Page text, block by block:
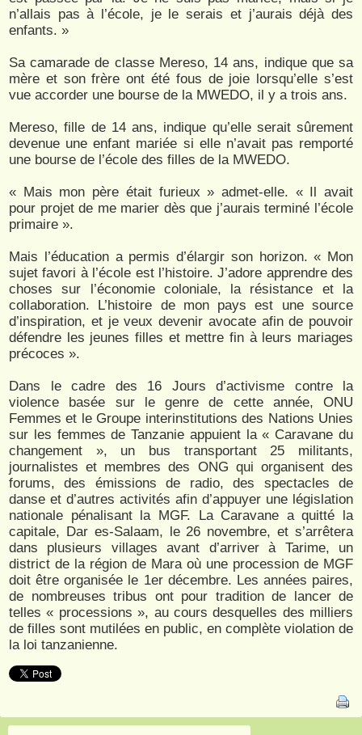
n’allais pas à l’école, je le serais et j’aurais déjà des
enfants. »
Sa camarade de classe Mereso, 14 ans, indique que sa
mère et son frère ont été fous de joie lorsqu’elle s’est
vue accorder une bourse de la MWEDO, il y a trois ans.
Mereso, fille de 14 ans, indique qu’elle serait sûrement
devenue une enfant mariée si elle n’avait pas remporté
une bourse de l’école des filles de la MWEDO.
« Mais mon père était furieux » admet-elle. « Il avait
pour projet de me marier dès que j’aurais terminé l’école
primaire ».
Mais l’éducation a permis d’élargir son horizon. « Mon
sujet favori à l’école est l’histoire. J’adore apprendre des
choses sur l’économie coloniale, la résistance et la
collaboration. L’histoire de mon pays est une source
d’inspiration, et je veux devenir avocate afin de pouvoir
défendre les jeunes filles et mettre fin à leurs mariages
précoces ».
Dans le cadre des 16 Jours d’activisme contre la
violence basée sur le genre de cette année, ONU
Femmes et le Groupe interinstitutions des Nations Unies
sur les femmes de Tanzanie appuient la « Caravane du
changement », un bus transportant 25 militants,
journalistes et membres des ONG qui organisent des
forums, des émissions de radio, des spectacles de
danse et d’autres activités afin d’appuyer une législation
nationale pénalisant la MGF. La Caravane a quitté la
capitale, Dar es-Salaam, le 26 novembre, et s’arrêtera
dans plusieurs villages avant d’arriver à Tarime, un
district de la région de Mara où une procession de MGF
doit être organisée le 1er décembre. Les années paires,
de nombreuses tribus ont pour tradition de lancer de
telles « processions », au cours desquelles des milliers
de filles sont mutilées en public, en complète violation de
la loi tanzanienne.